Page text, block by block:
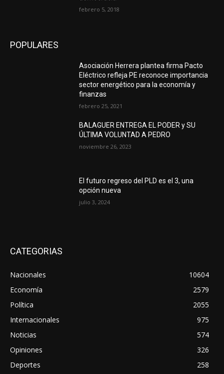
febrero 5, 2018
POPULARES
Asociación Herrera plantea firma Pacto
Eléctrico refleja PE reconoce importancia
sector energético para la economía y
finanzas
febrero 25, 2021
BALAGUER ENTREGA EL PODER y SU
ÚLTIMA VOLUNTAD A PEDRO
noviembre 26, 2023
El futuro regreso del PLD es el 3, una
opción nueva
julio 3, 2024
CATEGORIAS
Nacionales
10604
Economía
2579
Política
2055
Internacionales
975
Noticias
574
Opiniones
326
Deportes
258